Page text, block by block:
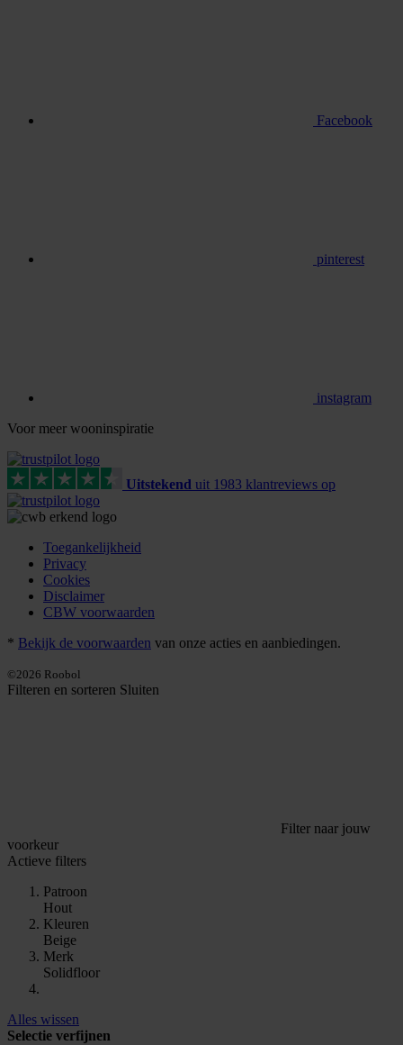
Facebook
pinterest
instagram
Voor meer wooninspiratie
Uitstekend uit 1983 klantreviews op
Toegankelijkheid
Privacy
Cookies
Disclaimer
CBW voorwaarden
* Bekijk de voorwaarden van onze acties en aanbiedingen.
©2026 Roobol
Filteren en sorteren Sluiten
Filter naar jouw
voorkeur
Actieve filters
Patroon
Hout
Kleuren
Beige
Merk
Solidfloor
Alles wissen
Selectie verfijnen